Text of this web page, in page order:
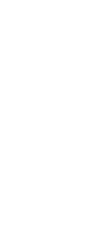
歓迎/キャリア支